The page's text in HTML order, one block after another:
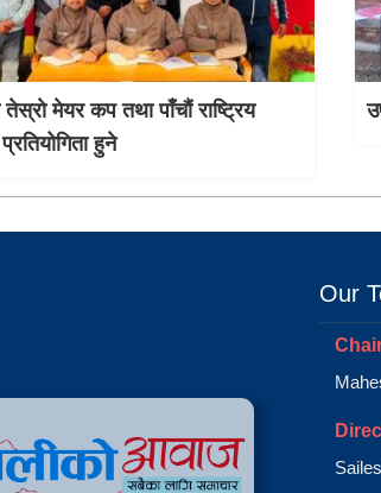
तेस्राे मेयर कप तथा पाँचौं राष्ट्रिय
हुने
Our